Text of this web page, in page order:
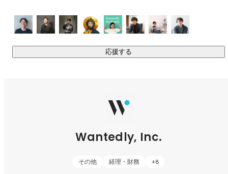
Wantedly CM（https://youtu.be/45jS1sGgyhM?si=M-
ffd88cTp8-dQ7a）
si=Jj5zt4yl3QCyZ8SP）
Engineering Manager
応援する
Wantedly, Inc.
その他 経理・財務 +8